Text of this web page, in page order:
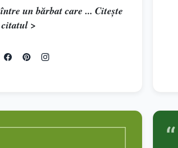
un bărbat care ... Citește
>